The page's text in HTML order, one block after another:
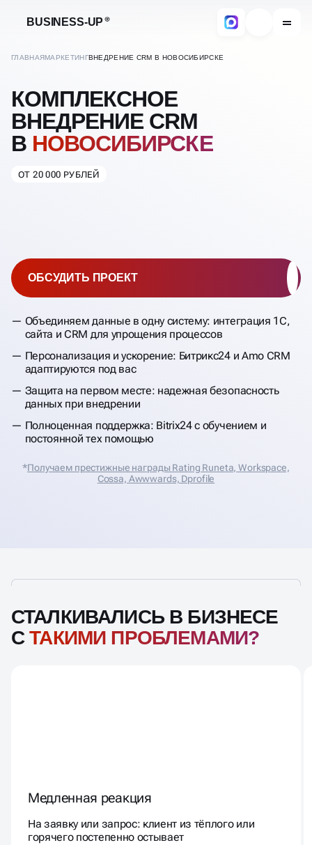
BUSINESS-UP
ГЛАВНАЯМАРКЕТИНГВНЕДРЕНИЕ CRM В НОВОСИБИРСКЕ
КОМПЛЕКСНОЕ
ВНЕДРЕНИЕ CRM
В НОВОСИБИРСКЕ
ОТ 20 000 РУБЛЕЙ
Объединяем данные в одну систему: интеграция 1С,
сайта и CRM для упрощения процессов
Персонализация и ускорение: Битрикс24 и Amo CRM
адаптируются под вас
Защита на первом месте: надежная безопасность
данных при внедрении
Полноценная поддержка: Bitrix24 с обучением и
постоянной тех помощью
ОБСУДИТЬ ПРОЕКТ
*Получаем престижные награды Rating Runeta, Workspace,
Cossa, Аwwwards, Dprofile
СТАЛКИВАЛИСЬ В БИЗНЕСЕ
СТАКИМИ ПРОБЛЕМАМИ?
Медленная реакция
На заявку или запрос: клиент из тёплого или
горячего постепенно остывает